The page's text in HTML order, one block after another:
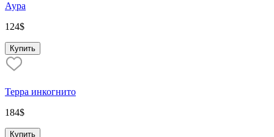
Аура
124$
Купить
Терра инкогнито
184$
Купить